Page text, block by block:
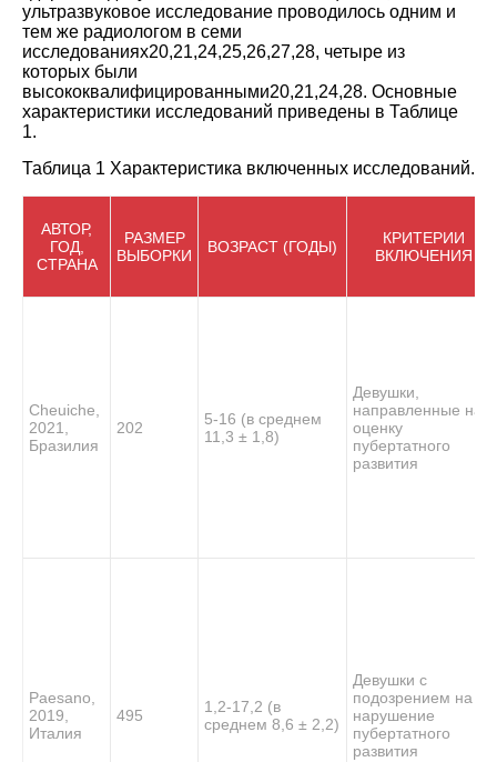
ультразвуковое исследование проводилось одним и
тем же радиологом в семи
исследованиях20,21,24,25,26,27,28, четыре из
которых были
высококвалифицированными20,21,24,28. Основные
характеристики исследований приведены в Таблице
1.
Таблица 1 Характеристика включенных исследований.
АВТОР,
ГОД,
СТРАНА
РАЗМЕР
ВЫБОРКИ
ВОЗРАСТ (ГОДЫ)
КРИТЕРИИ
ВКЛЮЧЕНИЯ
Cheuiche,
2021,
Бразилия
202
5-16 (в среднем
11,3 ± 1,8)
Девушки,
направленные на
оценку
пубертатного
развития
Paesano,
2019,
Италия
495
1,2-17,2 (в
среднем 8,6 ± 2,2)
Девушки с
подозрением на
нарушение
пубертатного
развития